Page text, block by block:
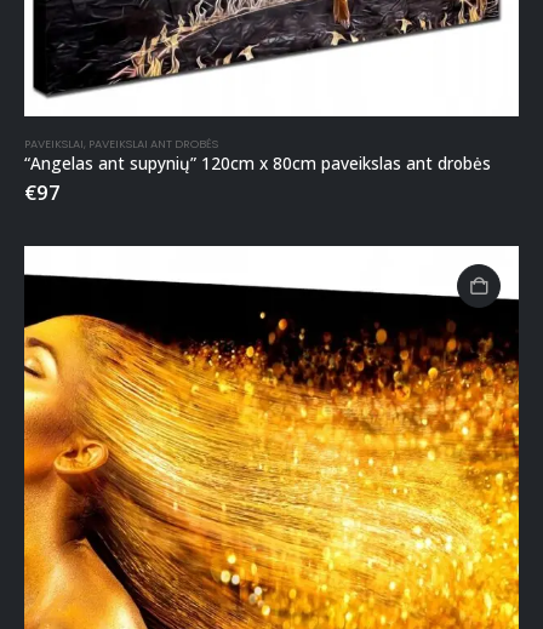
PAVEIKSLAI, PAVEIKSLAI ANT DROBĖS
“Angelas ant supynių” 120cm x 80cm paveikslas ant drobės
€97